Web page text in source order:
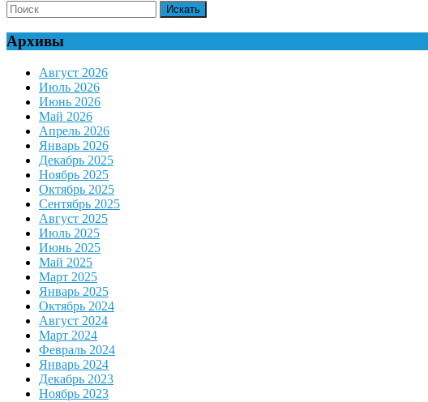
Search
for:
Архивы
Август 2026
Июль 2026
Июнь 2026
Май 2026
Апрель 2026
Январь 2026
Декабрь 2025
Ноябрь 2025
Октябрь 2025
Сентябрь 2025
Август 2025
Июль 2025
Июнь 2025
Май 2025
Март 2025
Январь 2025
Октябрь 2024
Август 2024
Март 2024
Февраль 2024
Январь 2024
Декабрь 2023
Ноябрь 2023